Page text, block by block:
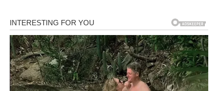
Srce vam dobija ono što zaslužuje
Pred vama su veoma nježni i posebni trenuci.
BLIZANCI